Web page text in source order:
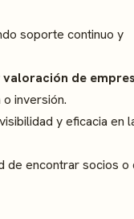
soporte continuo y
valoración de
inversión.
y eficacia en
de encontrar socios o